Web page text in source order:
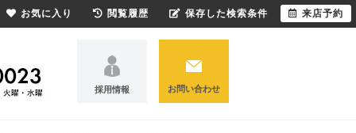
採用情報 お問い合わせ
お気に入り 閲覧履歴 保存した検索条件 来店予約